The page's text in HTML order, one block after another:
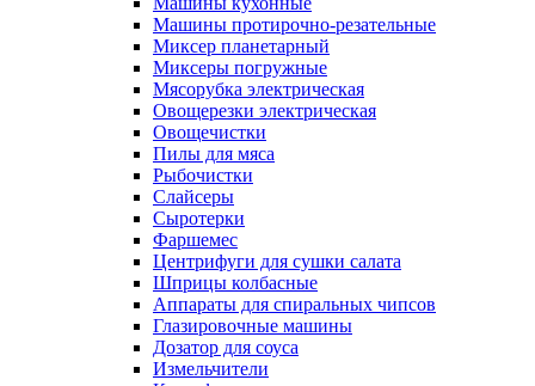
Машины протирочно-резательные
Миксер планетарный
Миксеры погружные
Мясорубка электрическая
Овощерезки электрическая
Овощечистки
Пилы для мяса
Рыбочистки
Слайсеры
Сыротерки
Фаршемес
Центрифуги для сушки салата
Шприцы колбасные
Аппараты для спиральных чипсов
Глазировочные машины
Дозатор для соуса
Измельчители